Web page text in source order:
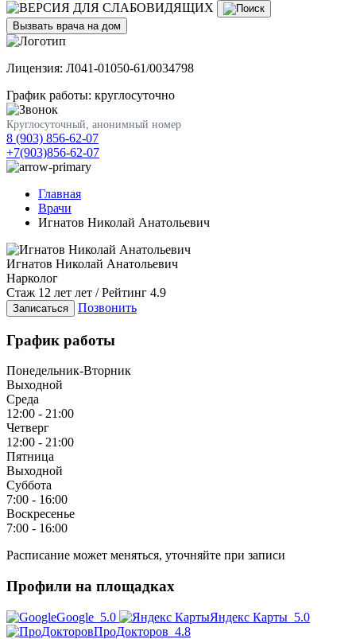
Вызвать врача на дом
Лицензия: Л041-01050-61/0034798
График работы: круглосуточно
Круглосуточный, анонимный номер
8 (903) 856-62-07
+7(903)856-62-07
Главная
Врачи
Игнатов Николай Анатольевич
Игнатов Николай Анатольевич
Нарколог
Стаж 12 лет лет / Рейтинг 4.9
Записаться Позвонить
График работы
Понедельник-Вторник
Выходной
Среда
12:00 - 21:00
Четверг
12:00 - 21:00
Пятница
Выходной
Суббота
7:00 - 16:00
Воскресенье
7:00 - 16:00
Расписание может меняться, уточняйте при записи
Профили на площадках
Google 5.0 Яндекс Карты 5.0
ПроДокторов 4.8